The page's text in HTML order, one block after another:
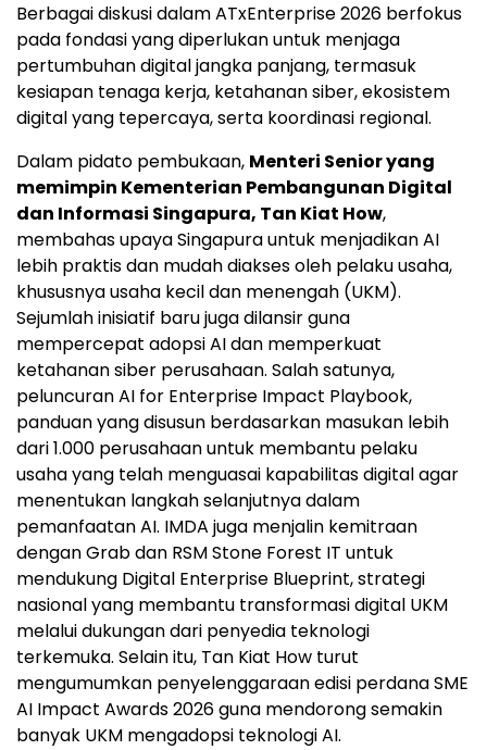
Berbagai diskusi dalam ATxEnterprise 2026 berfokus
pada fondasi yang diperlukan untuk menjaga
pertumbuhan digital jangka panjang, termasuk
kesiapan tenaga kerja, ketahanan siber, ekosistem
digital yang tepercaya, serta koordinasi regional.
Dalam pidato pembukaan, Menteri Senior yang
memimpin Kementerian Pembangunan Digital
dan Informasi Singapura, Tan Kiat How,
membahas upaya Singapura untuk menjadikan AI
lebih praktis dan mudah diakses oleh pelaku usaha,
khususnya usaha kecil dan menengah (UKM).
Sejumlah inisiatif baru juga dilansir guna
mempercepat adopsi AI dan memperkuat
ketahanan siber perusahaan. Salah satunya,
peluncuran AI for Enterprise Impact Playbook,
panduan yang disusun berdasarkan masukan lebih
dari 1.000 perusahaan untuk membantu pelaku
usaha yang telah menguasai kapabilitas digital agar
menentukan langkah selanjutnya dalam
pemanfaatan AI. IMDA juga menjalin kemitraan
dengan Grab dan RSM Stone Forest IT untuk
mendukung Digital Enterprise Blueprint, strategi
nasional yang membantu transformasi digital UKM
melalui dukungan dari penyedia teknologi
terkemuka. Selain itu, Tan Kiat How turut
mengumumkan penyelenggaraan edisi perdana SME
AI Impact Awards 2026 guna mendorong semakin
banyak UKM mengadopsi teknologi AI.